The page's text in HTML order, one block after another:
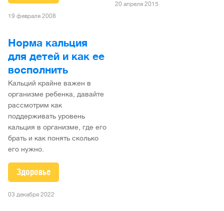
19 февраля 2008
20 апреля 2015
Норма кальция
для детей и как ее
восполнить
Кальций крайне важен в
организме ребенка, давайте
рассмотрим как
поддерживать уровень
кальция в организме, где его
брать и как понять сколько
его нужно.
Здоровье
03 декабря 2022